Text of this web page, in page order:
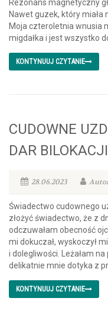
Rezonans magnetyczny
Nawet guzek, który miała
Moja czteroletnia wnusia
migdałka i jest wszystko
KONTYNUUJ CZYTANIE
CUDOWNE
DAR BILOKACJI
28.06.2023
Świadectwo cudownego
złożyć świadectwo, że z
odczuwałam obecność
mi dokuczał, wyskoczył
i dolegliwości. Leżałam
delikatnie mnie dotyka z
KONTYNUUJ CZYTANIE